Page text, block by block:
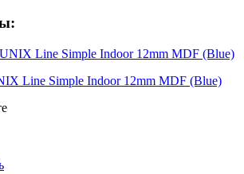
Line Simple Indoor 12mm MDF (Blue)